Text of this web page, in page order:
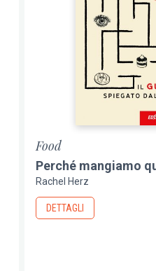
Food
Perché mangiamo
Rachel Herz
DETTAGLI